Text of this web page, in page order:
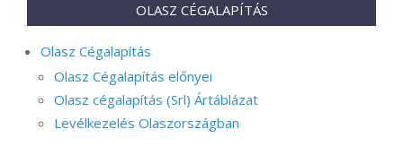
OLASZ CÉGALAPÍTÁS
Olasz Cégalapítás
Olasz Cégalapítás előnyei
Olasz cégalapítás (Srl) Ártáblázat
Levélkezelés Olaszországban